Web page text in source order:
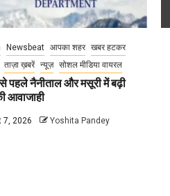
Newsbeat आपका शहर खबर हटकर
ताज़ा ख़बरें न्यूज़ सोशल मीडिया वायरल
से पहले नैनीताल और मसूरी में बढ़ी
आवाजाही
7, 2026 Yoshita Pandey